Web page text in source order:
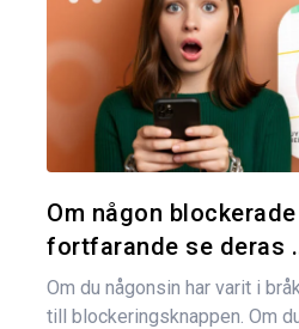
Om någon
fortfarande se deras
Om du någonsin har varit i
till blockeringsknappen. Om